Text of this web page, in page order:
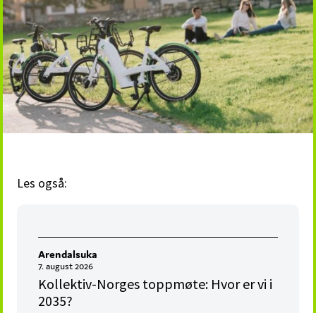
Les også:
Arendalsuka
7. august 2026
Kollektiv-Norges toppmøte: Hvor er vi i
2035?